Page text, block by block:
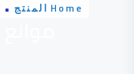
Home المنتج